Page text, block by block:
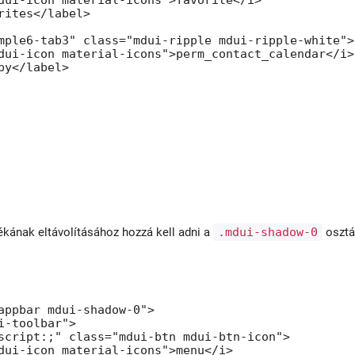
label>
tab3" class="mdui-ripple mdui-ripple-white">
icon material-icons">perm_contact_calendar</i>
label>
eltávolításához hozzá kell adni a .mdui-shadow-0
mdui-shadow-0">
toolbar">
class="mdui-btn mdui-btn-icon">
icon material-icons">menu</i>